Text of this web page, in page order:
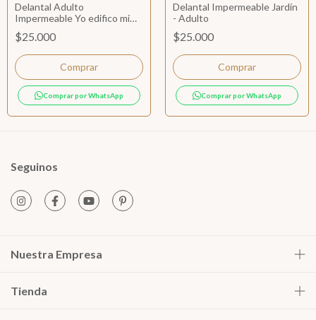
Delantal Adulto
Impermeable Yo edifico mi
hogar
$25.000
Comprar por WhatsApp
Delantal Impermeable Jardín
- Adulto
$25.000
Comprar por WhatsApp
Seguinos
Nuestra Empresa
Tienda